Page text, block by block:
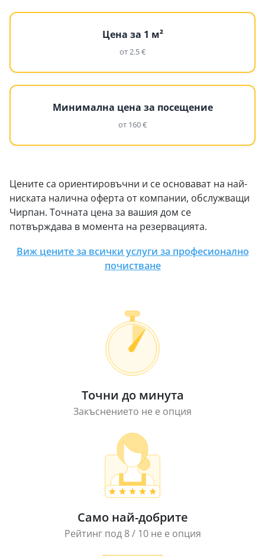
Цена за 1 м²
от 2.5 €
Минимална цена за посещение
от 160 €
Цените са ориентировъчни и се основават на най-
ниската налична оферта от компании, обслужващи
Чирпан. Точната цена за вашия дом се
потвърждава в момента на резервацията.
Виж цените за всички услуги за професионално
почистване
Точни до минута
Закъснението не е опция
Само най-добрите
Рейтинг под 8 / 10 не е опция